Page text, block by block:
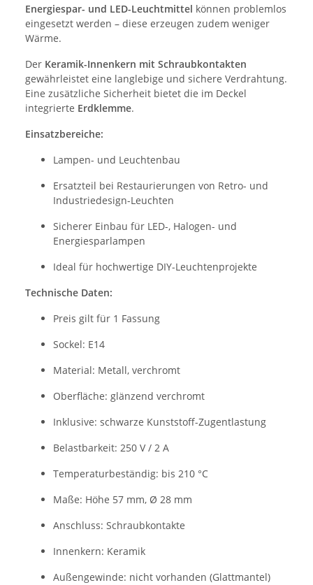
Energiespar- und LED-Leuchtmittel können problemlos
eingesetzt werden – diese erzeugen zudem weniger
Wärme.
Der Keramik-Innenkern mit Schraubkontakten
gewährleistet eine langlebige und sichere Verdrahtung.
Eine zusätzliche Sicherheit bietet die im Deckel
integrierte Erdklemme.
Einsatzbereiche:
Lampen- und Leuchtenbau
Ersatzteil bei Restaurierungen von Retro- und
Industriedesign-Leuchten
Sicherer Einbau für LED-, Halogen- und
Energiesparlampen
Ideal für hochwertige DIY-Leuchtenprojekte
Technische Daten:
Preis gilt für 1 Fassung
Sockel: E14
Material: Metall, verchromt
Oberfläche: glänzend verchromt
Inklusive: schwarze Kunststoff-Zugentlastung
Belastbarkeit: 250 V / 2 A
Temperaturbeständig: bis 210 °C
Maße: Höhe 57 mm, Ø 28 mm
Anschluss: Schraubkontakte
Innenkern: Keramik
Außengewinde: nicht vorhanden (Glattmantel)